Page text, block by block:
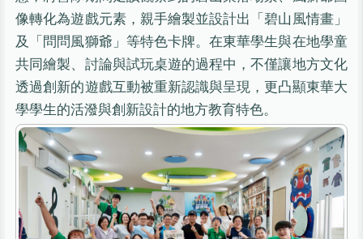
像轉化為遊戲元素，親手繪製並設計出「碧山風情畫」
及「問問風獅爺」等特色卡牌。在東華學生與在地學童
共同繪製、討論與試玩桌遊的過程中，不僅讓地方文化
透過創新的遊戲互動被重新認識與呈現，更凸顯東華大
學學生的活潑與創新設計的地方教育特色。